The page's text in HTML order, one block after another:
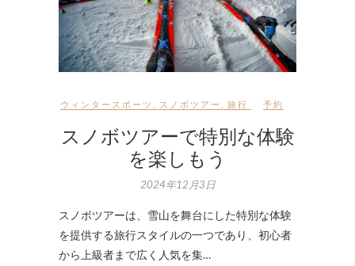
ウィンタースポーツ スノボツアー 旅行 予約
スノボツアーで特別な体験
を楽しもう
2024年12月3日
スノボツアーは、雪山を舞台にした特別な体験
を提供する旅行スタイルの一つであり、初心者
から上級者まで広く人気を集…